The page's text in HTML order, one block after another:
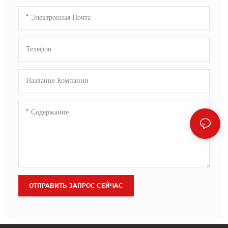
Электронная Почта
Телефон
Название Компании
Содержание
ОТПРАВИТЬ ЗАПРОС СЕЙЧАС
цвета и превосходную
способность к смешиванию для
всех ваших творческих
проектов.
способность к смешиванию для
проектов.